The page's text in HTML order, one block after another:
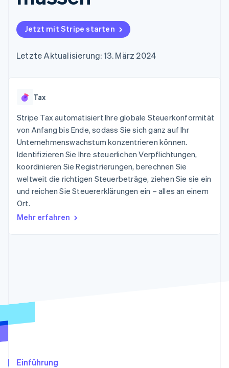
125
Terminal
Zahlungen vor Ort
Boost
Autorisierungsraten
Beschleunigter
Financial
Connections
Verbundene
Finanzdaten
Mehr
Product roadmap
Ausblick
Radar
Geldmanagement
SaaS
Bewirtung, Reisen und
Freizeit
Versicherungen
Medien und
Unterhaltung
Gemeinnützige
Organisationen
Fachdienstleistungen
Öffentlicher Sektor
Ecosystem
Marktplatz auf
Abonnementverwaltung
nutzungsbasierte
Abrechnung um
Karten ausgeben: So
Diensten mit Agenten
Ressourcen
App-Integrationen
Code-Beispiele
Entwickler-Blog
Stripe Sessions
Karriere
Stripe Press
kontaktieren
Partner werden
Jetzt mit Stripe starten
Letzte Aktualisierung: 13. März 2024
Tax
Stripe Tax automatisiert Ihre globale Steuerkonformität
von Anfang bis Ende, sodass Sie sich ganz auf Ihr
Unternehmenswachstum konzentrieren können.
Identifizieren Sie Ihre steuerlichen Verpflichtungen,
koordinieren Sie Registrierungen, berechnen Sie
weltweit die richtigen Steuerbeträge, ziehen Sie sie ein
und reichen Sie Steuererklärungen ein – alles an einem
Ort.
Mehr erfahren
Einführung